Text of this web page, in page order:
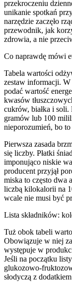
przekroczeniu
unikanie spotkań
narzędzie zaczęło
przewodnik, jak
zdrowia, a nie
Co naprawdę mówi
Tabela wartości
zestaw informacji.
podać wartość
kwasów
cukrów, białka i
gramów lub 100
nieporozumień, bo
Pierwsza zasada
się liczby. Płatki
imponująco niskie
producent przyjął
miska to często dwa
liczbą kilokalorii na
wcale nie musi być
Lista składników:
Tuż obok tabeli
Obowiązuje w niej
występuje w
Jeśli na początku
glukozowo-
słodyczą z